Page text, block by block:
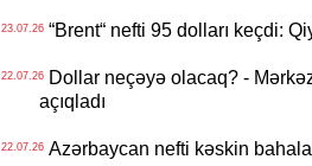
23.07.26“Brent“ nefti 95 dolları keçdi:
22.07.26Dollar neçəyə olacaq? -
açıqladı
22.07.26Azərbaycan nefti kəskin